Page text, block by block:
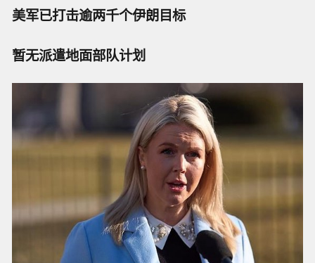
美军已打击逾两千个伊朗目标
暂无派遣地面部队计划